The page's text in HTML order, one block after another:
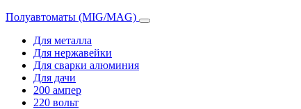
Полуавтоматы (MIG/MAG)
Для металла
Для нержавейки
Для сварки алюминия
Для дачи
200 ампер
220 вольт